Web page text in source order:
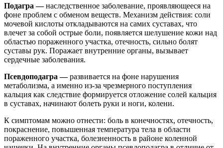
Подагра —наследственное заболевание, проявляющееся на
фоне проблем с обменом веществ. Механизм действия: соли
мочевой кислоты откладываются на самих суставах, что
влечет за собой острые боли, появляется шелушение кожи над
областью пораженного участка, отечность, сильно болят
суставы рук. Поражает внутренние органы, вызывает
сердечные заболевания.
Псевдоподагра —развивается на фоне нарушения
метаболизма, а именно из-за чрезмерного поступления
кальция как следствие формируется отложение солей кальция
в суставах, начинают болеть руки и ноги, колени.
К симптомам можно отнести: боль в конечностях, отечность,
покраснение, повышенная температура тела в области
пораженного участка, болезненность в районе коленной